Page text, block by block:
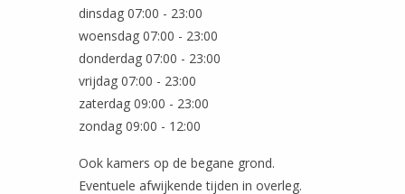
dinsdag 07:00 - 23:00
woensdag 07:00 - 23:00
donderdag 07:00 - 23:00
vrijdag 07:00 - 23:00
zaterdag 09:00 - 23:00
zondag 09:00 - 12:00
Ook kamers op de begane grond.
Eventuele afwijkende tijden in overleg.